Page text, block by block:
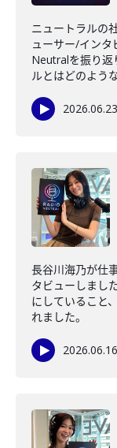
ニュートラルの
ューサー/インタ
Neutralを振り返
ルとはどのよう
2026.06.23
長谷川海乃が仕
タビューしまし
にしていること
れました。
2026.06.16